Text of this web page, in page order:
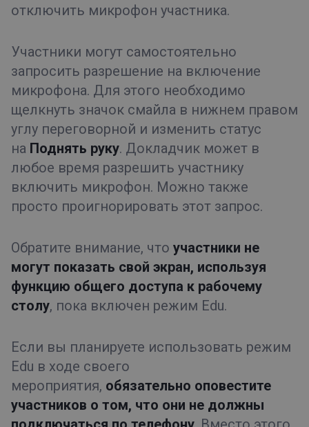
отключить микрофон участника.
Участники могут самостоятельно
запросить разрешение на включение
микрофона. Для этого необходимо
щелкнуть значок смайла в нижнем правом
углу переговорной и изменить статус
на Поднять руку. Докладчик может в
любое время разрешить участнику
включить микрофон. Можно также
просто проигнорировать этот запрос.
Обратите внимание, что участники не
могут показать свой экран, используя
функцию общего доступа к рабочему
столу, пока включен режим Edu.
Если вы планируете использовать режим
Edu в ходе своего
мероприятия, обязательно оповестите
участников о том, что они не должны